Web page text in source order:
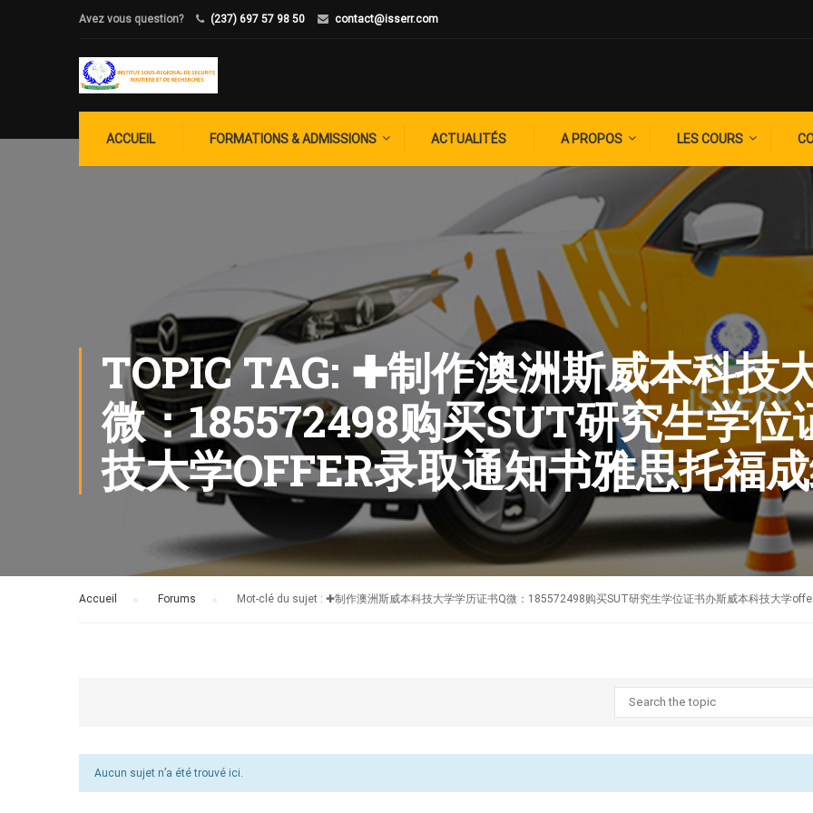
Avez vous question? (237) 697 57 98 50 contact@isserr.com
ACCUEIL FORMATIONS & ADMISSIONS ACTUALITÉS A PROPOS LES COURS
TOPIC TAG: ✚制作澳洲斯威本科技
微：185572498购买SUT研究生学位
技大学OFFER录取通知书雅思托福
Accueil Forums Mot-clé du sujet : ✚制作澳洲斯威本科技大学学历证书Q微：185572498购买SUT研究生学位证书办斯威本科技大学
Aucun sujet n’a été trouvé ici.